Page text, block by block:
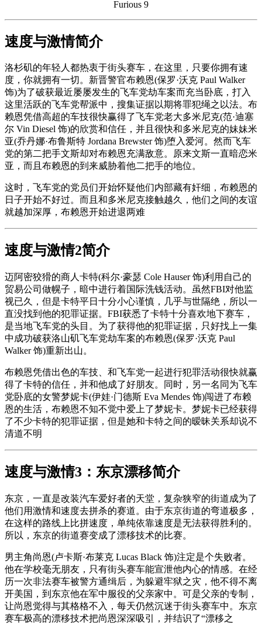
Furious 9
速度与激情简介
洛杉矶的年轻人都热衷于街头赛车，在这里，只要你拥有速
度，你就拥有一切。新晋警官布赖恩(保罗·沃克 Paul Walker
饰)为了破获最近屡屡发生的飞车党劫车案而充当卧底，打入
这里活跃的飞车党帮派中，搜集证据以期将罪犯绳之以法。布
赖恩凭借高超的车技很快赢得了飞车党老大多米尼克(范·迪塞
尔 Vin Diesel 饰)的欣赏和信任，并且很快和多米尼克的妹妹米
亚(乔丹娜·布鲁斯特 Jordana Brewster 饰)堕入爱河。然而飞车
党的第二把手文斯却对布赖恩充满敌意。原来文斯一直暗恋米
亚，而且布赖恩的到来威胁着他二把手的地位。
这时，飞车党的党员们开始怀疑他们内部藏有奸细，布赖恩的
日子开始不好过。而且和多米尼克接触越久，他们之间的友谊
就越加深厚，布赖恩开始进退两难
速度与激情2简介
迈阿密狡猾的商人卡特(科尔·豪瑟 Cole Hauser 饰)利用自己的
贸易公司做幌子，暗中进行着国际洗钱活动。虽然FBI对他监
视已久，但是卡特平日十分小心谨慎，几乎与世隔绝，所以一
直没找到他的犯罪证据。FBI获悉了卡特十分喜欢地下赛车，
是当地飞车党的头目。为了获得他的犯罪证据，只好找上一集
中成功破获洛山矶飞车党劫车案的布赖恩(保罗·沃克 Paul
Walker 饰)重新出山。
布赖恩凭借出色的车技、和飞车党一起进行犯罪活动很快就赢
得了卡特的信任，并和他成了好朋友。同时，另一名同为飞车
党卧底的女警梦妮卡(伊娃·门德斯 Eva Mendes 饰)闯进了布赖
恩的生活，布赖恩不知不觉中爱上了梦妮卡。梦妮卡已经获得
了不少卡特的犯罪证据，但是她和卡特之间的暧昧关系却说不
清道不明
速度与激情3：东京漂移简介
东京，一直是改装汽车爱好者的天堂，复杂狭窄的街道成为了
他们用激情和速度去拼杀的赛道。由于东京街道的弯道极多，
在这样的路线上比拼速度，单纯依靠速度是无法获得胜利的。
所以，东京的街道赛变成了漂移技术的比赛。
男主角尚恩(卢卡斯·布莱克 Lucas Black 饰)注定是个失败者。
他在学校毫无朋友，只有街头赛车能宣泄他内心的情感。在经
历一次非法赛车被警方通缉后，为躲避牢狱之灾，他不得不离
开美国，到东京他在军中服役的父亲家中。可是父亲的专制，
让尚恩觉得与其格格不入，每天仍然沉迷于街头赛车中。东京
赛车极高的漂移技术把尚恩深深吸引，并结识了“漂移之